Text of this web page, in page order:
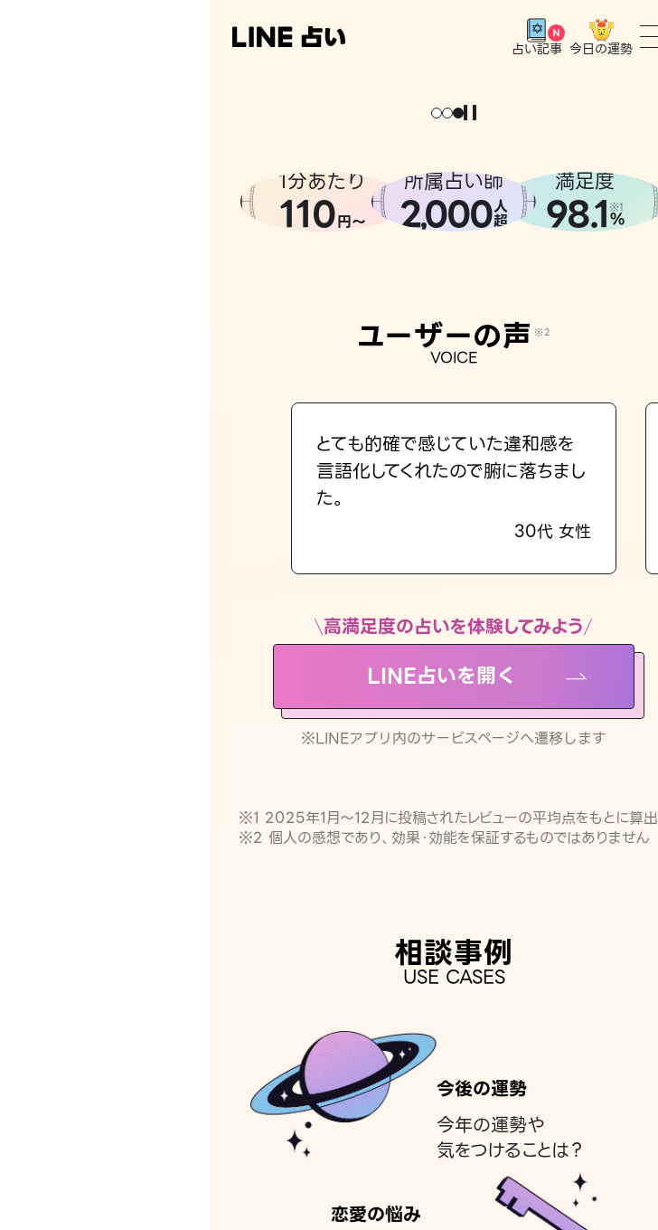
占い記事 今日の運勢
。
1分あたり
110円〜
所属占い師
2,000人
超
満足度
98.1 ※1
%
ユーザーの声 ※2
VOICE
とても的確で感じていた違和感を
言語化してくれたので腑に落ちまし
た。
30代 女性
高満足度の占いを体験してみよう
LINE占いを開く
※LINEアプリ内のサービスページへ遷移します
※1 2025年1月〜12月に投稿されたレビューの平均点をもとに算出
※2 個人の感想であり、効果・効能を保証するものではありません
相談事例
USE CASES
今後の運勢
今年の運勢や
気をつけることは？
恋愛の悩み